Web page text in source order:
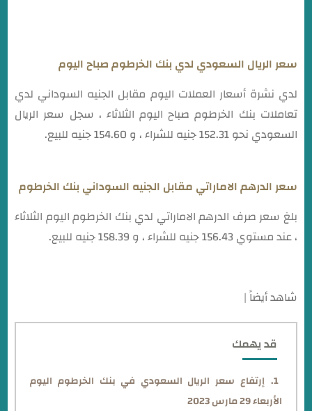
سعر الريال السعودي لدي بنك الخرطوم صباح اليوم
لدي نشرة أسعار العملات اليوم مقابل الجنيه السوداني لدي
تعاملات بنك الخرطوم صباح اليوم الثلاثاء ، سجل سعر الريال
السعودي نحو 152.31 جنيه للشراء ، و 154.60 جنيه للبيع.
سعر الدرهم الاماراتي مقابل الجنيه السوداني بنك الخرطوم
بلغ سعر صرف الدرهم الاماراتي لدي بنك الخرطوم اليوم الثلاثاء
، عند مستوي 156.43 جنيه للشراء ، و 158.39 جنيه للبيع.
شاهد أيضاً |
قد يهمك
إرتفاع سعر الريال السعودي في بنك الخرطوم اليوم
الأربعاء 29 مارس 2023